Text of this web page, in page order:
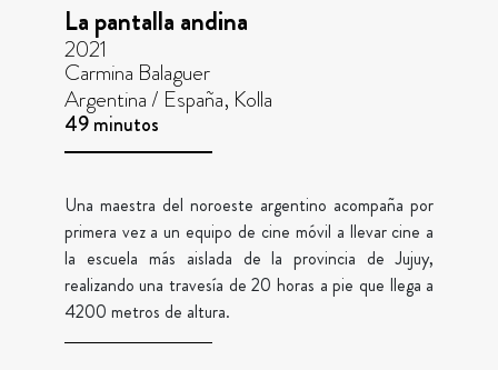
La pantalla andina
2021
Carmina Balaguer
Argentina / España, Kolla
49 minutos
Una maestra del noroeste argentino acompaña por
primera vez a un equipo de cine móvil a llevar cine a
la escuela más aislada de la provincia de Jujuy,
realizando una travesía de 20 horas a pie que llega a
4200 metros de altura.